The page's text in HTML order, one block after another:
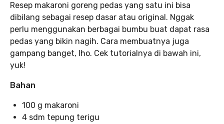
Resep makaroni goreng pedas yang satu ini bisa
dibilang sebagai resep dasar atau original. Nggak
perlu menggunakan berbagai bumbu buat dapat rasa
pedas yang bikin nagih. Cara membuatnya juga
gampang banget, lho. Cek tutorialnya di bawah ini,
yuk!
Bahan
100 g makaroni
4 sdm tepung terigu